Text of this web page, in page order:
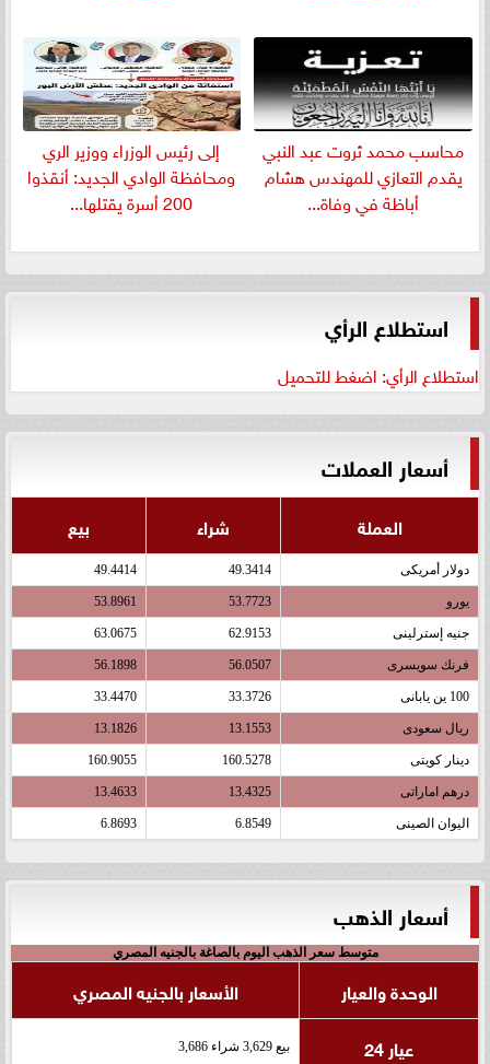
​محاسب محمد ثروت عبد النبي
يقدم التعازي للمهندس هشام
أباظة في وفاة...
إلى رئيس الوزراء ووزير الري
ومحافظة الوادي الجديد: أنقذوا
200 أسرة يقتلها...
استطلاع الرأي
استطلاع الرأي: اضغط للتحميل
أسعار العملات
العملة شراء بيع
دولار أمريكى 49.3414
49.4414
يورو 53.7723
53.8961
جنيه إسترلينى 62.9153
63.0675
فرنك سويسرى 56.0507
56.1898
100 ين يابانى 33.3726
33.4470
ريال سعودى 13.1553
13.1826
دينار كويتى 160.5278
160.9055
درهم اماراتى 13.4325
13.4633
اليوان الصينى 6.8549
6.8693
أسعار الذهب
متوسط سعر الذهب اليوم بالصاغة بالجنيه المصري
الوحدة والعيار
الأسعار بالجنيه المصري
عيار 24
بيع 3,629 شراء 3,686